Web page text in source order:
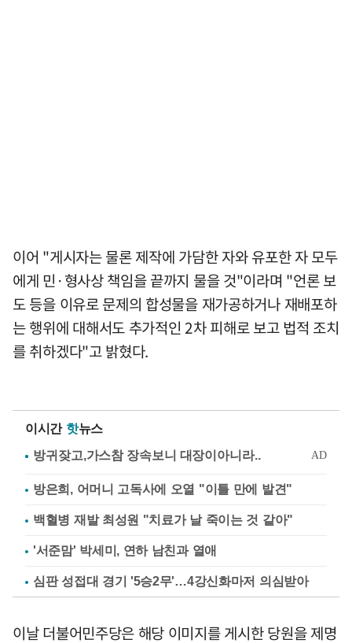
이어 "게시자는 물론 제작에 가담한 자와 유포한 자 모두
에게 민·형사상 책임을 끝까지 물을 것"이라며 "언론 보
도 등을 이유로 문제의 합성물을 재가공하거나 재배포하
는 행위에 대해서도 추가적인 2차 피해로 보고 법적 조치
를 취하겠다"고 밝혔다.
이시간 핫뉴스
방은희, 어머니 고독사에 오열 "이틀 만에 발견"
백혈병 재발 최성원 "치료가 날 죽이는 것 같아"
'서준맘' 박세미, 연하 남친과 열애
심판 성접대 경기 '5승2무'…4강신화마저 의심받아
이날 더불어민주당은 해당 이미지를 게시한 당원을 제명